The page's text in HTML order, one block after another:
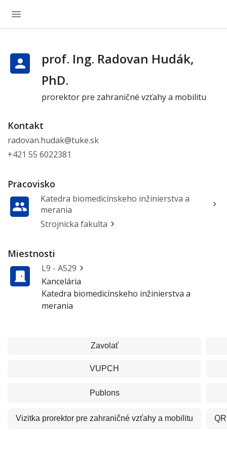
prof. Ing. Radovan Hudák,
PhD.
prorektor pre zahraničné vzťahy a mobilitu
Kontakt
radovan.hudak@tuke.sk
+421 55 6022381
Pracovisko
Katedra biomedicínskeho inžinierstva a
merania
Strojnícka fakulta
Miestnosti
L9 - A529
Kancelária
Katedra biomedicínskeho inžinierstva a
merania
Zavolať
VUPCH
Publons
Vizitka prorektor pre zahraničné vzťahy a mobilitu